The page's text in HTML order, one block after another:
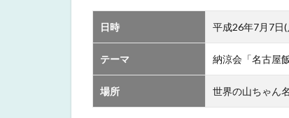
日時 平成26年7月7日(
テーマ 納涼会「名古屋
場所 世界の山ちゃん